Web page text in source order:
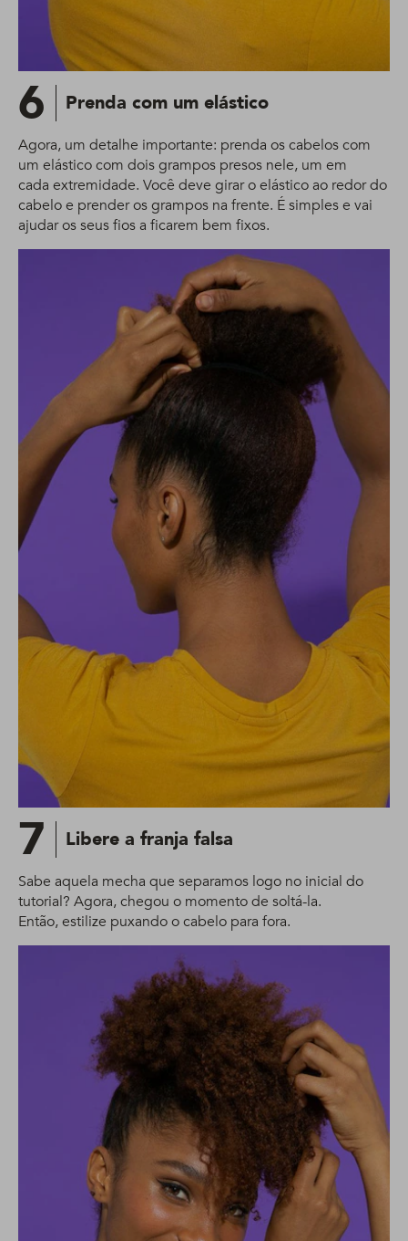
6 Prenda com um elástico
Agora, um detalhe importante: prenda os cabelos com
um elástico com dois grampos presos nele, um em
cada extremidade. Você deve girar o elástico ao redor do
cabelo e prender os grampos na frente​. É simples e vai
ajudar os seus fios a ficarem bem fixos.
7 Libere a franja falsa
Sabe aquela mecha que separamos logo no inicial do
tutorial? Agora, chegou o momento de soltá-la.
Então, estilize puxando o cabelo para fora. ​